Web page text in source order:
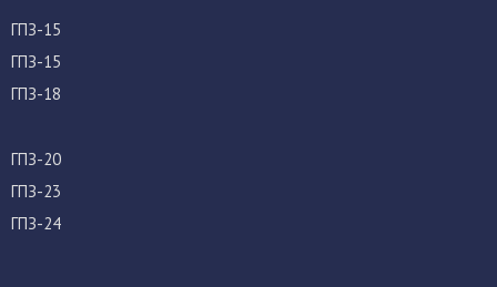
ГПЗ-15
ГПЗ-15
ГПЗ-18
ГПЗ-20
ГПЗ-23
ГПЗ-24